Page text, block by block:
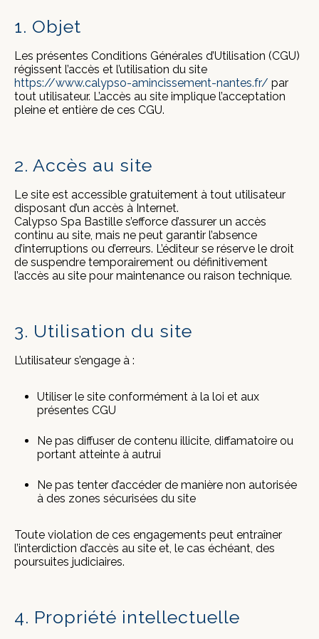
1. Objet
Les présentes Conditions Générales d’Utilisation (CGU)
régissent l’accès et l’utilisation du site
https://www.calypso-amincissement-nantes.fr/ par
tout utilisateur. L’accès au site implique l’acceptation
pleine et entière de ces CGU.
2. Accès au site
Le site est accessible gratuitement à tout utilisateur
disposant d’un accès à Internet.
Calypso Spa Bastille s’efforce d’assurer un accès
continu au site, mais ne peut garantir l’absence
d’interruptions ou d’erreurs. L’éditeur se réserve le droit
de suspendre temporairement ou définitivement
l’accès au site pour maintenance ou raison technique.
3. Utilisation du site
L’utilisateur s’engage à :
Utiliser le site conformément à la loi et aux
présentes CGU
Ne pas diffuser de contenu illicite, diffamatoire ou
portant atteinte à autrui
Ne pas tenter d’accéder de manière non autorisée
à des zones sécurisées du site
Toute violation de ces engagements peut entraîner
l’interdiction d’accès au site et, le cas échéant, des
poursuites judiciaires.
4. Propriété intellectuelle